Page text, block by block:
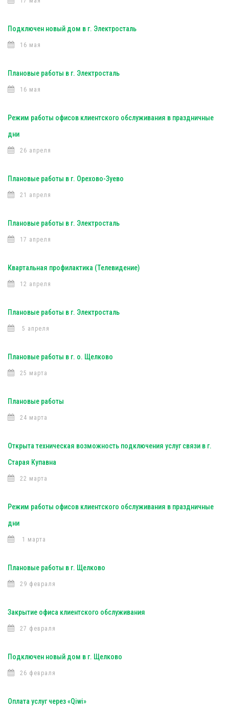
Подключен новый дом в г. Электросталь
16 мая
Плановые работы в г. Электросталь
16 мая
Режим работы офисов клиентского обслуживания в праздничные
дни
26 апреля
Плановые работы в г. Орехово-Зуево
21 апреля
Плановые работы в г. Электросталь
17 апреля
Квартальная профилактика (Телевидение)
12 апреля
Плановые работы в г. Электросталь
5 апреля
Плановые работы в г. о. Щелково
25 марта
Плановые работы
24 марта
Открыта техническая возможность подключения услуг связи в г.
Старая Купавна
22 марта
Режим работы офисов клиентского обслуживания в праздничные
дни
1 марта
Плановые работы в г. Щелково
29 февраля
Закрытие офиса клиентского обслуживания
27 февраля
Подключен новый дом в г. Щелково
26 февраля
Оплата услуг через «Qiwi»